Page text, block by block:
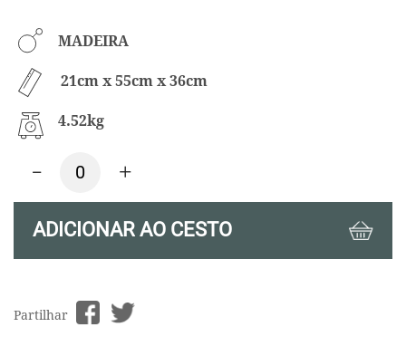
MADEIRA
21cm x 55cm x 36cm
4.52kg
- +
ADICIONAR AO CESTO
Partilhar